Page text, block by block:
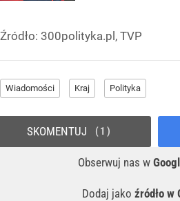
Źródło: 300polityka.pl, TVP
Wiadomości Kraj Polityka
Obserwuj nas w
Dodaj jako źródło w
SKOMENTUJ 1